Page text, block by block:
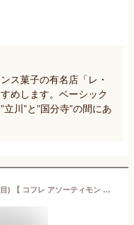
ス菓子の有名店「レ・
めします。ベーシック
川”と”国分寺”の間にあ
母の日 帰省土産 クッキー缶 (9種/9品目) 【 コフレ アソーティモン ドゥ ビスキュイ ドゥミ 100g 】公式 サダハルアオキ クッキー 缶 ギフト おしゃれ かわいい 人気 焼菓子 洋菓子 有名 プレゼント 詰め合わせ sadaharuaoki スイーツ